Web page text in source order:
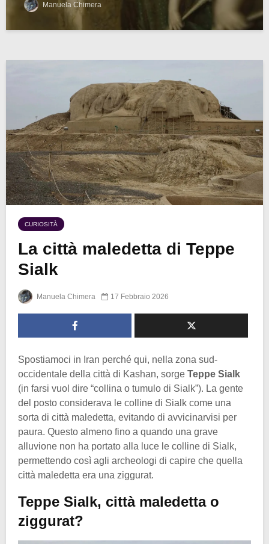
Manuela Chimera
CURIOSITÀ
La città maledetta di Teppe
Sialk
Manuela Chimera 17 Febbraio 2026
Spostiamoci in Iran perché qui, nella zona sud-
occidentale della città di Kashan, sorge Teppe Sialk
(in farsi vuol dire “collina o tumulo di Sialk”). La gente
del posto considerava le colline di Sialk come una
sorta di città maledetta, evitando di avvicinarvisi per
paura. Questo almeno fino a quando una grave
alluvione non ha portato alla luce le colline di Sialk,
permettendo così agli archeologi di capire che quella
città maledetta era una ziggurat.
Teppe Sialk, città maledetta o
ziggurat?